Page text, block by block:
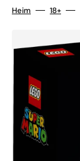
Heim 18+